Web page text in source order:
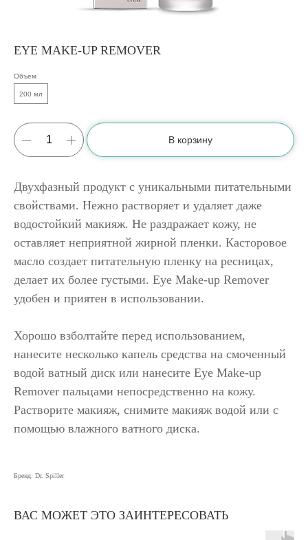
EYE MAKE-UP REMOVER
Объем
200 мл
В корзину
Двухфазный продукт с уникальными питательными
свойствами. Нежно растворяет и удаляет даже
водостойкий макияж. Не раздражает кожу, не
оставляет неприятной жирной пленки. Касторовое
масло создает питательную пленку на ресницах,
делает их более густыми. Eye Make-up Remover
удобен и приятен в использовании.
Хорошо взболтайте перед использованием,
нанесите несколько капель средства на смоченный
водой ватный диск или нанесите Eye Make-up
Remover пальцами непосредственно на кожу.
Растворите макияж, снимите макияж водой или с
помощью влажного ватного диска.
Бренд: Dr. Spiller
ВАС МОЖЕТ ЭТО ЗАИНТЕРЕСОВАТЬ